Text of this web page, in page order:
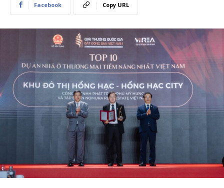
Facebook Copy URL